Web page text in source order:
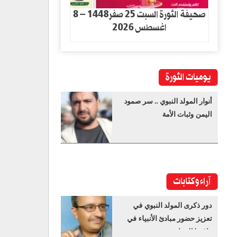
صحيفة الثورة السبت 25 صفر1448 – 8
اغسطس 2026
يوميات الثورة
أنوار المولد النبوي .. سر صمود
اليمن وثبات الأمة
آراء وكتابات
دور ذكرى المولد النبوي في
تعزيز حضور مبادئ الأنبياء في
واقعنا المعاصر